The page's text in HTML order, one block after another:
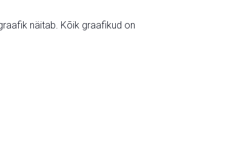
näitab. Kõik graafikud on